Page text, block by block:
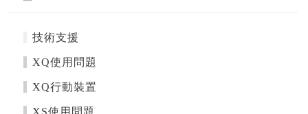
技術支援
XQ使用問題
XQ行動裝置
XS使用問題